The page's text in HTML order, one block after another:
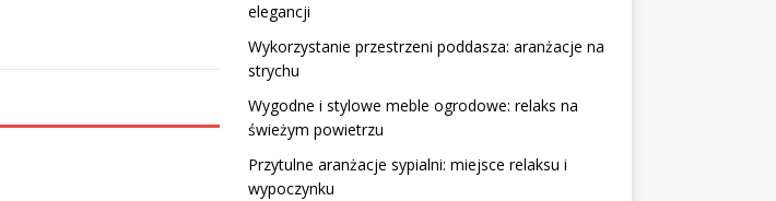
elegancji
Wykorzystanie przestrzeni poddasza: aranżacje na
strychu
Wygodne i stylowe meble ogrodowe: relaks na
świeżym powietrzu
Przytulne aranżacje sypialni: miejsce relaksu i
wypoczynku